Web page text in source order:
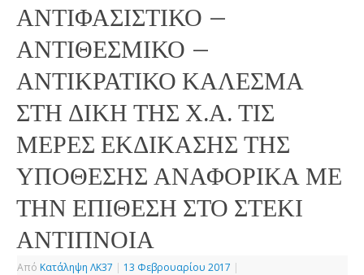
ΑΝΤΙΦΑΣΙΣΤΙΚΟ –
ΑΝΤΙΘΕΣΜΙΚΟ –
ΑΝΤΙΚΡΑΤΙΚΟ ΚΑΛΕΣΜΑ
ΣΤΗ ΔΙΚΗ ΤΗΣ Χ.Α. ΤΙΣ
ΜΕΡΕΣ ΕΚΔΙΚΑΣΗΣ ΤΗΣ
ΥΠΟΘΕΣΗΣ ΑΝΑΦΟΡΙΚΑ ΜΕ
ΤΗΝ ΕΠΙΘΕΣΗ ΣΤΟ ΣΤΕΚΙ
ΑΝΤΙΠΝΟΙΑ
Από Κατάληψη ΛΚ37 | 13 Φεβρουαρίου 2017 |